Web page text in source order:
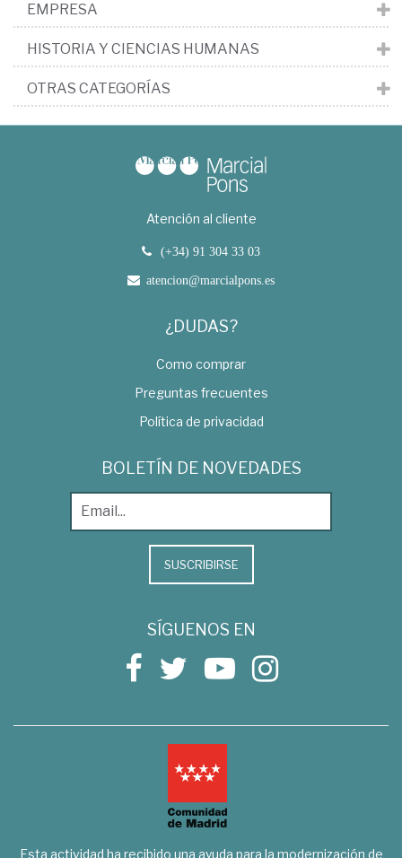
EMPRESA
HISTORIA Y CIENCIAS HUMANAS
OTRAS CATEGORÍAS
Atención al cliente
(+34) 91 304 33 03
atencion@marcialpons.es
¿DUDAS?
Como comprar
Preguntas frecuentes
Política de privacidad
BOLETÍN DE NOVEDADES
SUSCRIBIRSE
SÍGUENOS EN
Esta actividad ha recibido una ayuda para la modernización de